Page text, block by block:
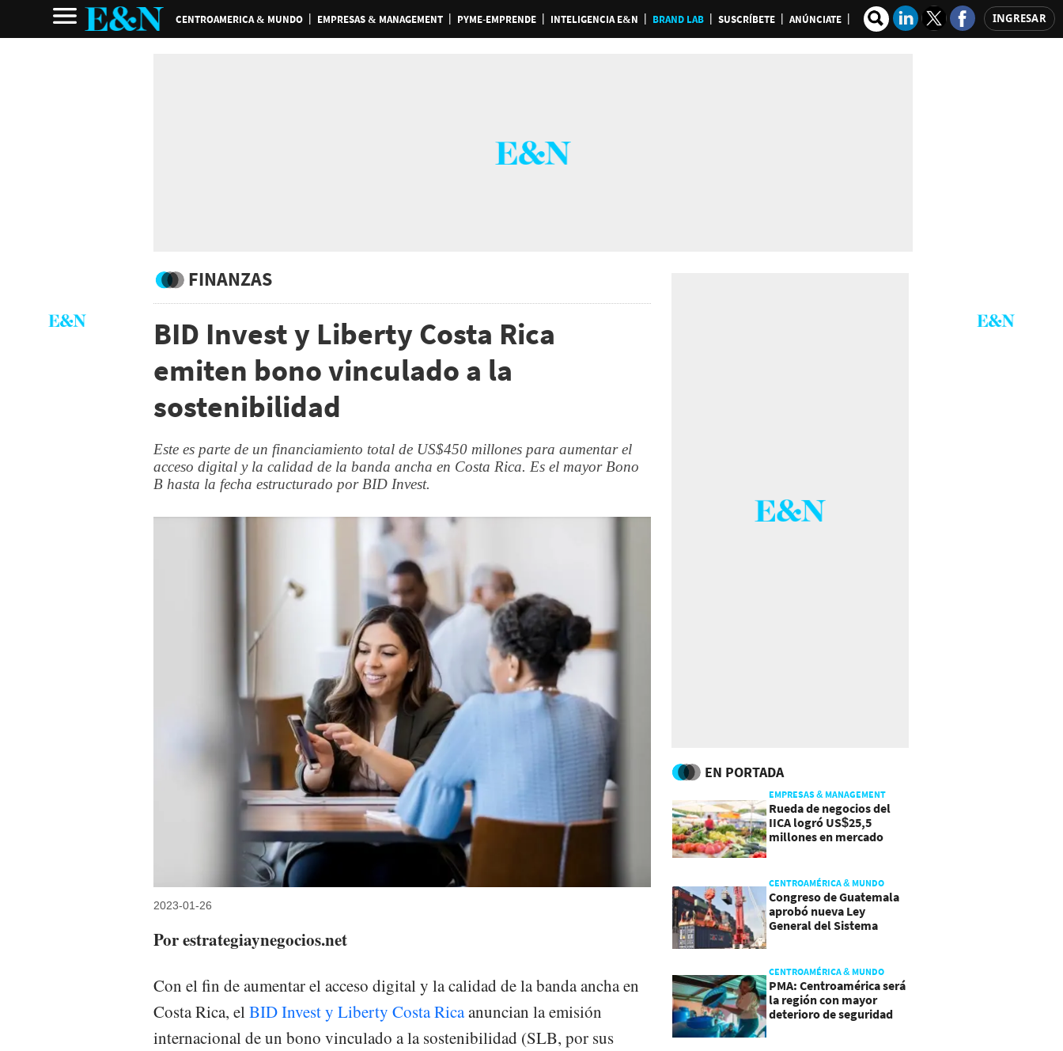
CENTROAMERICA & MUNDO EMPRESAS & MANAGEMENT PYME-EMPRENDE INTELIGENCIA E&N BRAND LAB SUSCRÍBETE ANÚNCIATE INGRESAR
FINANZAS
BID Invest y Liberty Costa Rica
emiten bono vinculado a la
sostenibilidad
Este es parte de un financiamiento total de US$450 millones para aumentar el
acceso digital y la calidad de la banda ancha en Costa Rica. Es el mayor Bono
B hasta la fecha estructurado por BID Invest.
2023-01-26
Por estrategiaynegocios.net
Con el fin de aumentar el acceso digital y la calidad de la banda ancha en
Costa Rica, elBID Invest y Liberty Costa Ricaanuncian la emisión
internacional de un bono vinculado a la sostenibilidad (SLB, por sus
EN PORTADA
EMPRESAS & MANAGEMENT
Rueda de negocios del
IICA logró US$25,5
millones en mercado
CENTROAMÉRICA & MUNDO
Congreso de Guatemala
aprobó nueva Ley
General del Sistema
CENTROAMÉRICA & MUNDO
PMA: Centroamérica será
la región con mayor
deterioro de seguridad